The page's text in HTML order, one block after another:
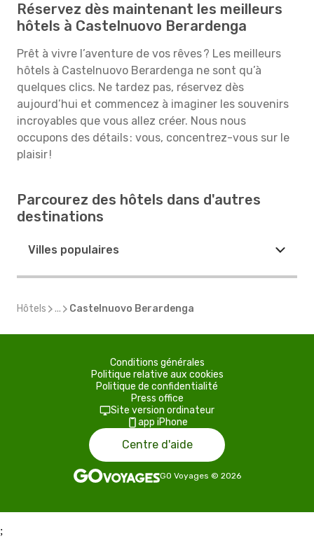
Réservez dès maintenant les meilleurs
hôtels à Castelnuovo Berardenga
Prêt à vivre l’aventure de vos rêves ? Les meilleurs
hôtels à Castelnuovo Berardenga ne sont qu’à
quelques clics. Ne tardez pas, réservez dès
aujourd’hui et commencez à imaginer les souvenirs
incroyables que vous allez créer. Nous nous
occupons des détails : vous, concentrez-vous sur le
plaisir !
Parcourez des hôtels dans d'autres
destinations
Villes populaires
Hôtels ... Castelnuovo Berardenga
Conditions générales
Politique relative aux cookies
Politique de confidentialité
Press office
Site version ordinateur
app iPhone
Centre d'aide
GO Voyages © 2026
;